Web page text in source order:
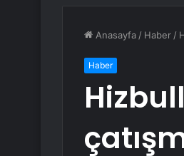
Anasayfa / Haber /
Haber